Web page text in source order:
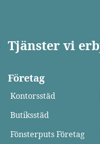
Tjänster vi
Företag
Kontorsstäd
Butiksstäd
Fönsterputs Företag